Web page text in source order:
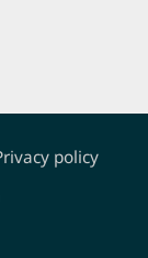
policy